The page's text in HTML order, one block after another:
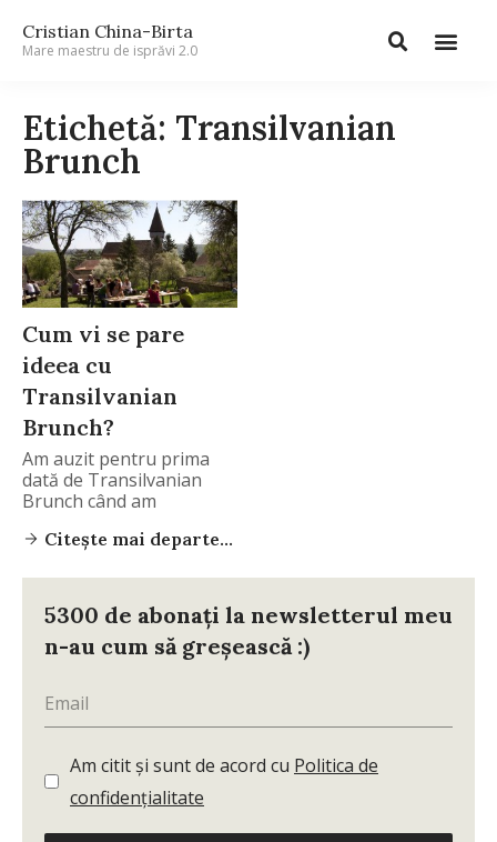
Cristian China-Birta
Mare maestru de isprăvi 2.0
Etichetă: Transilvanian
Brunch
Cum vi se pare
ideea cu
Transilvanian
Brunch?
Am auzit pentru prima
dată de Transilvanian
Brunch când am
Citește mai departe...
5300 de abonați la newsletterul meu
n-au cum să greșească :)
Am citit și sunt de acord cu Politica de
confidențialitate